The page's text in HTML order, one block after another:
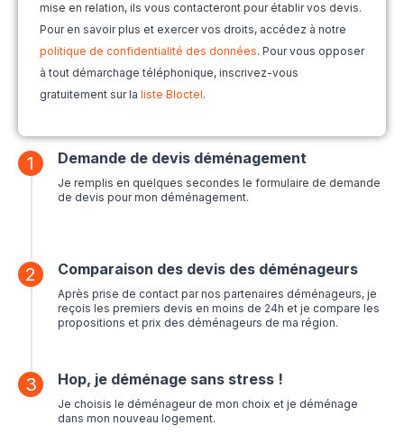
mise en relation, ils vous contacteront pour établir vos devis.
Pour en savoir plus et exercer vos droits, accédez à notre
politique de confidentialité des données. Pour vous opposer
à tout démarchage téléphonique, inscrivez-vous
gratuitement sur la liste Bloctel.
1 Demande de devis déménagement
Je remplis en quelques secondes le formulaire de demande
de devis pour mon déménagement.
2 Comparaison des devis des déménageurs
Après prise de contact par nos partenaires déménageurs, je
reçois les premiers devis en moins de 24h et je compare les
propositions et prix des déménageurs de ma région.
3 Hop, je déménage sans stress !
Je choisis le déménageur de mon choix et je déménage
dans mon nouveau logement.